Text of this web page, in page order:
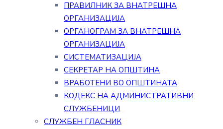
ПРАВИЛНИК ЗА ВНАТРЕШНА
ОРГАНИЗАЦИЈА
ОРГАНОГРАМ ЗА ВНАТРЕШНА
ОРГАНИЗАЦИЈА
СИСТЕМАТИЗАЦИЈА
СЕКРЕТАР НА ОПШТИНА
ВРАБОТЕНИ ВО ОПШТИНАТА
КОДЕКС НА АДМИНИСТРАТИВНИ
СЛУЖБЕНИЦИ
СЛУЖБЕН ГЛАСНИК